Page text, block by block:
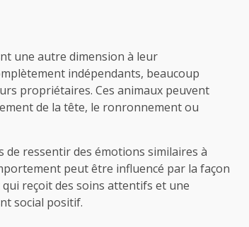
une autre dimension à leur
indépendants, beaucoup
propriétaires. Ces animaux peuvent
de la tête, le ronronnement ou
ressentir des émotions similaires à
peut être influencé par la façon
reçoit des soins attentifs et une
social positif.